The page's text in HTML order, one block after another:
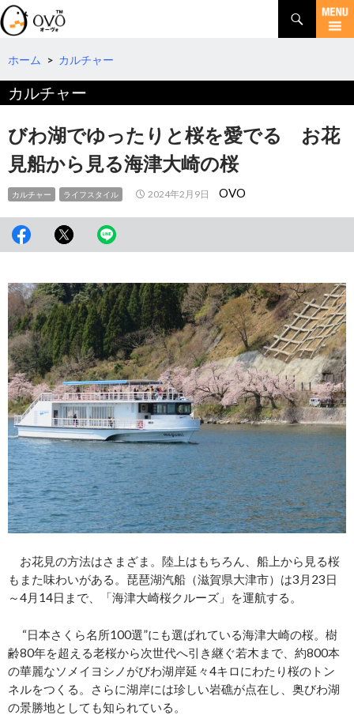
検
索
コ
テ
ツ
へ
動
ホーム > カルチャー
カルチャー
びわ湖でゆったりと桜を愛でる お花
見船から見る海津大崎の桜
カルチャー ライフスタイル 2024年2月9日 OVO
お花見の方法はさまざま。陸上はもちろん、船上から見る桜
もまた味わいがある。琵琶湖汽船（滋賀県大津市）は3月23日
～4月14日まで、「海津大崎桜クルーズ」を運航する。
“日本さくら名所100選”にも選ばれている海津大崎の桜。樹
齢80年を超える老桜から次世代へ引き継ぐ若木まで、約800本
の華麗なソメイヨシノがびわ湖岸延々4キロにわたり桜のトン
ネルをつくる。さらに湖岸には珍しい岩礁が点在し、奥びわ湖
の景勝地としても知られている。